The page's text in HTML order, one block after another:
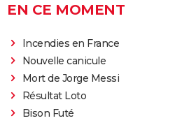
EN CE MOMENT
Incendies en France
Nouvelle canicule
Mort de Jorge Messi
Résultat Loto
Bison Futé